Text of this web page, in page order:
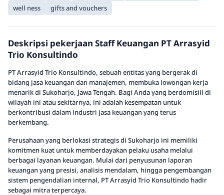
well ness
gifts and vouchers
Deskripsi pekerjaan Staff Keuangan PT Arrasyid
Trio Konsultindo
PT Arrasyid Trio Konsultindo, sebuah entitas yang bergerak di
bidang jasa keuangan dan manajemen, membuka lowongan kerja
menarik di Sukoharjo, Jawa Tengah. Bagi Anda yang berdomisili di
wilayah ini atau sekitarnya, ini adalah kesempatan untuk
berkontribusi dalam industri jasa keuangan yang terus
berkembang.
Perusahaan yang berlokasi strategis di Sukoharjo ini memiliki
komitmen kuat untuk memberdayakan pelaku usaha melalui
berbagai layanan keuangan. Mulai dari penyusunan laporan
keuangan yang presisi, analisis mendalam, hingga pengembangan
sistem pengendalian internal, PT Arrasyid Trio Konsultindo hadir
sebagai mitra terpercaya.